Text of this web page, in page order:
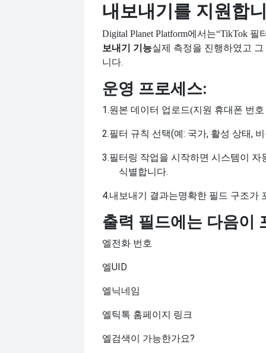
내보내기를 지원합
Digital Planet Platform에서는“TikTok 필
보내기 기능실제 측정을 진행하였고
니다.
운영 프로세스:
1.원본 데이터 업로드(지원 휴대폰 번
2.필터 규칙 선택(예: 국가, 활성 상태,
3.필터링 작업을 시작하면 시스템이 자
식별합니다.
4.내보내기 결과는명확한 필드 구조가
출력 필드에는 다음이
엘전화 번호
엘UID
엘닉네임
엘틱톡 홈페이지 링크
엘검색이 가능한가요?